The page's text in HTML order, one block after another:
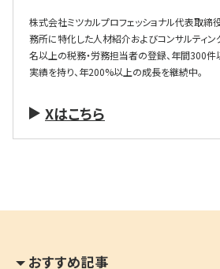
おすすめ記事
株式会社ミツカルプロフェッショナル代表取締
務所に特化した人材紹介およびコンサルティ
名以上の税務・労務担当者の登録、年間300
実績を持り、年200%以上の成長を継続中。
Xはこちら